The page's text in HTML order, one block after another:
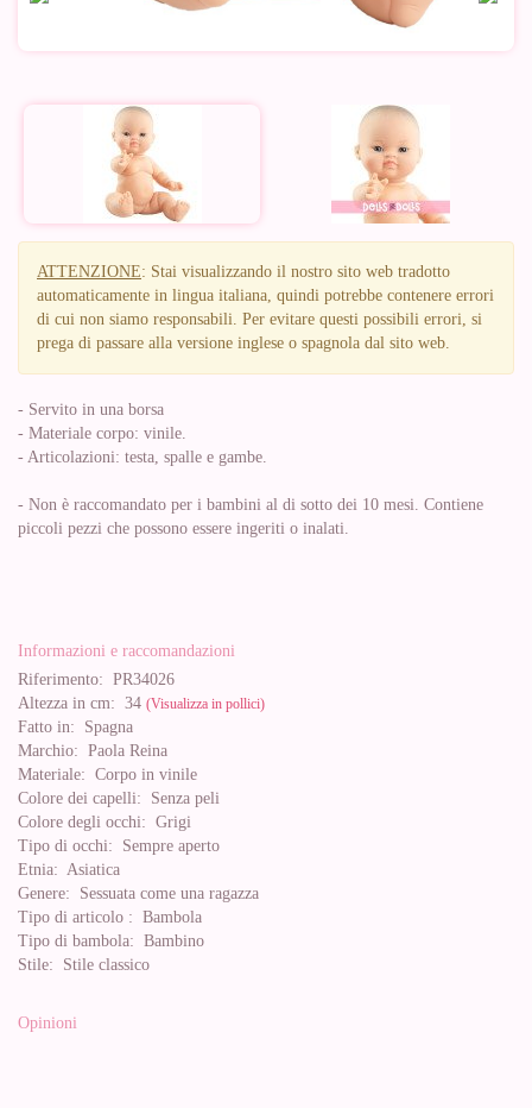
ATTENZIONE: Stai visualizzando il nostro sito web tradotto
automaticamente in lingua italiana, quindi potrebbe contenere errori
di cui non siamo responsabili. Per evitare questi possibili errori, si
prega di passare alla versione inglese o spagnola dal sito web.
- Servito in una borsa
- Materiale corpo: vinile.
- Articolazioni: testa, spalle e gambe.
- Non è raccomandato per i bambini al di sotto dei 10 mesi. Contiene
piccoli pezzi che possono essere ingeriti o inalati.
Informazioni e raccomandazioni
Riferimento: PR34026
Altezza in cm: 34 (Visualizza in pollici)
Fatto in: Spagna
Marchio: Paola Reina
Materiale: Corpo in vinile
Colore dei capelli: Senza peli
Colore degli occhi: Grigi
Tipo di occhi: Sempre aperto
Etnia: Asiatica
Genere: Sessuata come una ragazza
Tipo di articolo : Bambola
Tipo di bambola: Bambino
Stile: Stile classico
Opinioni